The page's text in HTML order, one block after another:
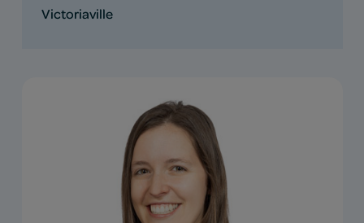
Victoriaville